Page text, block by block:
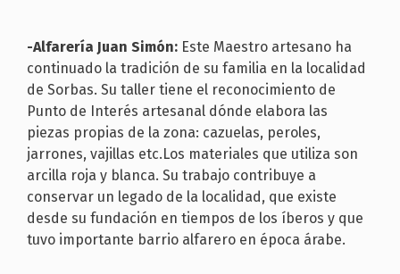
-Alfarería Juan Simón: Este Maestro artesano ha
continuado la tradición de su familia en la localidad
de Sorbas. Su taller tiene el reconocimiento de
Punto de Interés artesanal dónde elabora las
piezas propias de la zona: cazuelas, peroles,
jarrones, vajillas etc.Los materiales que utiliza son
arcilla roja y blanca. Su trabajo contribuye a
conservar un legado de la localidad, que existe
desde su fundación en tiempos de los íberos y que
tuvo importante barrio alfarero en época árabe.